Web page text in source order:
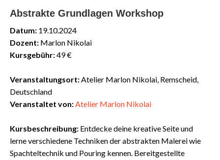
Abstrakte Grundlagen Workshop
Datum: 19.10.2024
Dozent: Marlon Nikolai
Kursgebühr:49 €
Veranstaltungsort:Atelier Marlon Nikolai, Remscheid,
Deutschland
Veranstaltet von:Atelier Marlon Nikolai
Kursbeschreibung: Entdecke deine kreative Seite und
lerne verschiedene Techniken der abstrakten Malerei wie
Spachteltechnik und Pouring kennen. Bereitgestellte